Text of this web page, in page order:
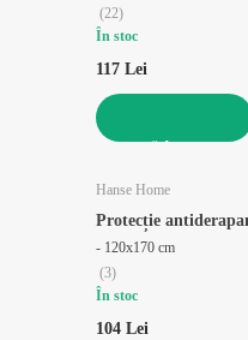
(22)
În stoc
117 Lei
Hanse Home
Protecție
- 120x170 cm
(3)
În stoc
104 Lei